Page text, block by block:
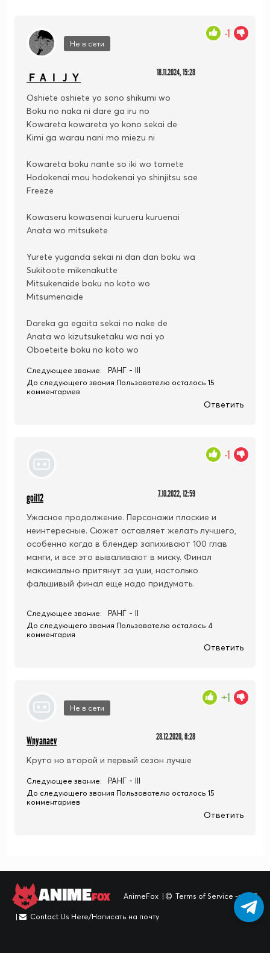
Не в сети
ＦＡＩＪＹ 18.11.2024, 15:28
Oshiete oshiete yo sono shikumi wo
Boku no naka ni dare ga iru no
Kowareta kowareta yo kono sekai de
Kimi ga warau nani mo miezu ni
Kowareta boku nante so iki wo tomete
Hodokenai mou hodokenai yo shinjitsu sae
Freeze
Kowaseru kowasenai kurueru kuruenai
Anata wo mitsukete
Yurete yuganda sekai ni dan dan boku wa
Sukitoote mikenakutte
Mitsukenaide boku no koto wo
Mitsumenaide
Dareka ga egaita sekai no nake de
Anata wo kizutsuketaku wa nai yo
Oboeteitе boku no koto wo
-1
Следующее звание: РАНГ - III
До следующего звания Пользователю осталось 15
комментариев
Ответить
goil12 7.10.2022, 12:59
Ужасное продолжение. Персонажи плоские и
неинтересные. Сюжет оставляет желать лучшего,
особенно когда в блендер запихивают 100 глав
манги, и все это вываливают в миску. Финал
максимально притянут за уши, настолько
фальшивый финал еще надо придумать.
-1
Следующее звание: РАНГ - II
До следующего звания Пользователю осталось 4
комментария
Ответить
Не в сети
Wnyanaev 28.12.2020, 6:28
Круто но второй и первый сезон лучше
+1
Следующее звание: РАНГ - III
До следующего звания Пользователю осталось 15
комментариев
Ответить
ANIMEFOX AnimeFox | Terms of Service -> TOS
| Contact Us Here/Написать на почту